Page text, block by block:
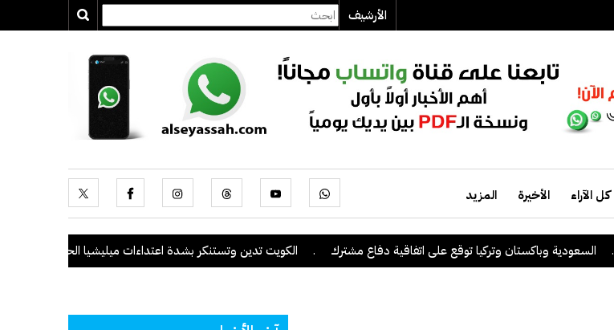
الأرشيف
كل الآراء الأخيرة المزيد
السعودية وباكستان وتركيا توقع على اتفاقية دفاع مشترك . الكويت تدين وتستنكر بشدة اعتداءات ميليشيا الحوثي على منطقة